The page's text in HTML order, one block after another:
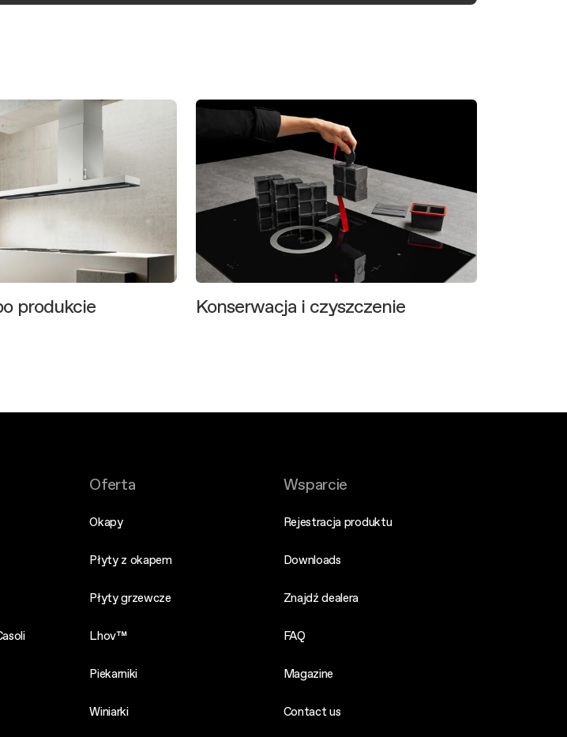
produkcie Konserwacja i czyszczenie
Oferta
Okapy
Płyty z okapem
Płyty grzewcze
Lhov™
Piekarniki
Winiarki
Wsparcie
Rejestracja produktu
Downloads
Znajdź dealera
FAQ
Magazine
Contact us